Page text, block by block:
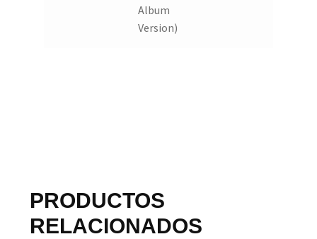
Album
Version)
PRODUCTOS
RELACIONADOS